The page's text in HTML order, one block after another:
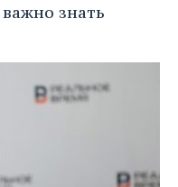
знать